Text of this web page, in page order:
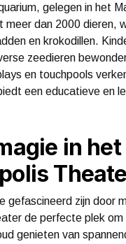
gelegen in het
meer dan 2000 dieren,
en krokodillen.
zeedieren
en touchpools
een educatieve en
in het
gefascineerd zijn door
de perfecte plek
genieten van